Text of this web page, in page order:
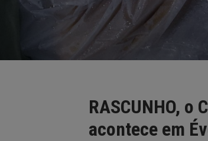
RASCUNHO,
acontece em